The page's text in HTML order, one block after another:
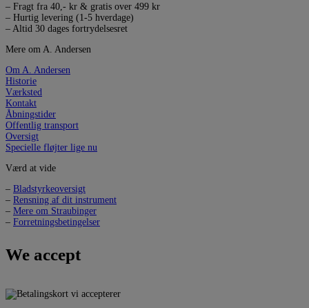
– Fragt fra 40,- kr & gratis over 499 kr
– Hurtig levering (1-5 hverdage)
– Altid 30 dages fortrydelsesret
Mere om A. Andersen
Om A. Andersen
Historie
Værksted
Kontakt
Åbningstider
Offentlig transport
Oversigt
Specielle fløjter lige nu
Værd at vide
– Bladstyrkeoversigt
– Rensning af dit instrument
– Mere om Straubinger
– Forretningsbetingelser
We accept